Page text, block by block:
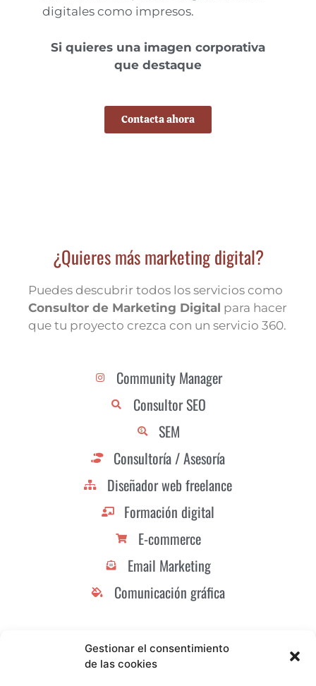
Gestionar el consentimiento
de las cookies
digitales como impresos.
Si quieres una imagen corporativa
que destaque
Contacta ahora
¿Quieres más marketing digital?
Puedes descubrir todos los servicios como
Consultor de Marketing Digital para hacer
que tu proyecto crezca con un servicio 360.
Community Manager
Consultor SEO
SEM
Consultoría / Asesoría
Diseñador web freelance
Formación digital
E-commerce
Email Marketing
Comunicación gráfica